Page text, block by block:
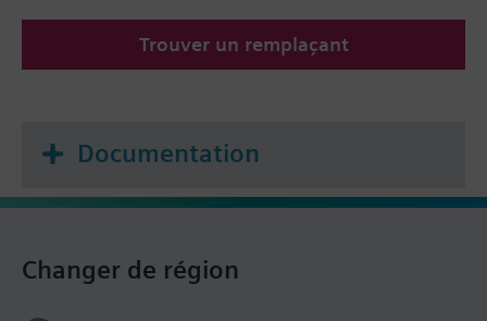
Trouver un remplaçant
Documentation
Changer de région